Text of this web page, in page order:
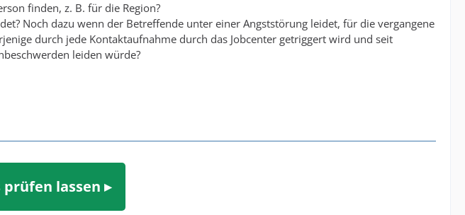
finden, z. B. für die Region?
Noch dazu wenn der Betreffende unter einer Angststörung leidet, für die vergangene
durch jede Kontaktaufnahme durch das Jobcenter getriggert wird und seit
leiden würde?
lassen ▸